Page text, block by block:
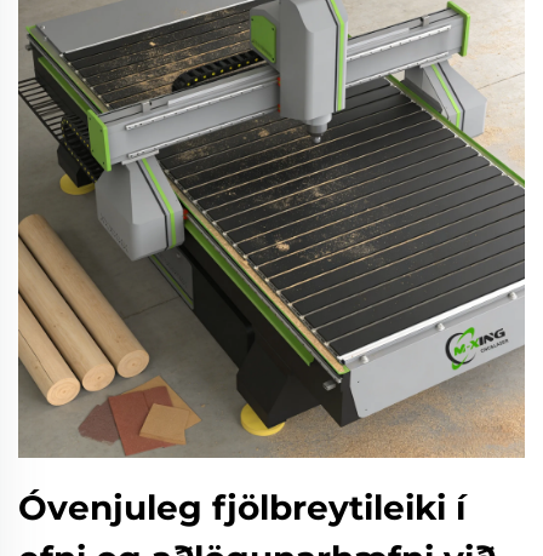
Óvenjuleg fjölbreytileiki í